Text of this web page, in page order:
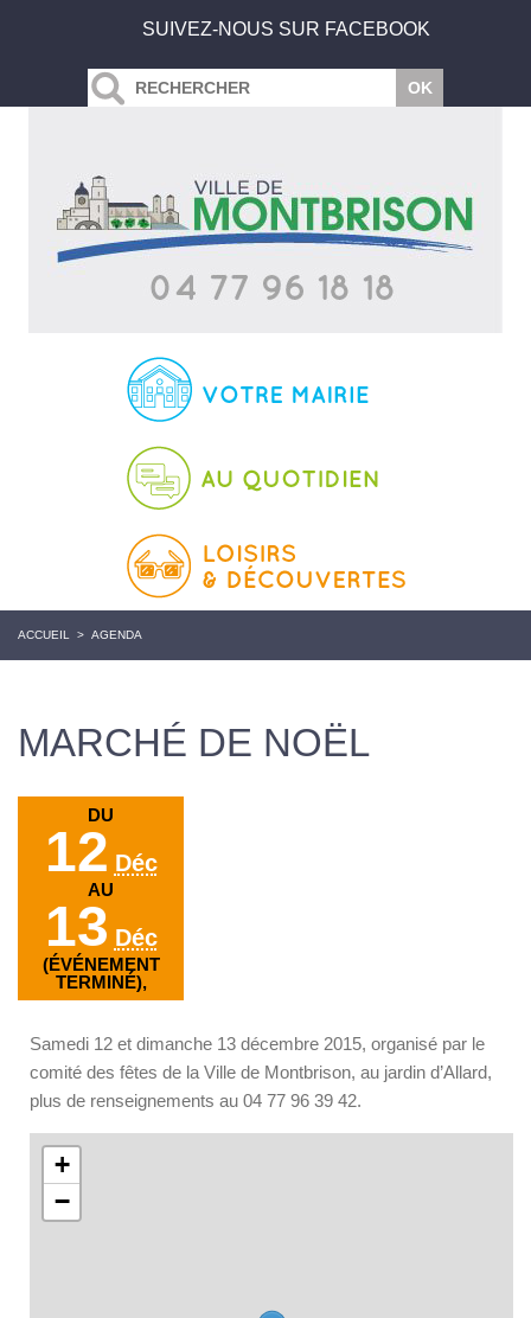
SUIVEZ-NOUS SUR FACEBOOK
ACCUEIL > AGENDA
MARCHÉ DE NOËL
DU
12 Déc
AU
13 Déc
(ÉVÉNEMENT
TERMINÉ),
Samedi 12 et dimanche 13 décembre 2015, organisé par le
comité des fêtes de la Ville de Montbrison, au jardin d’Allard,
plus de renseignements au 04 77 96 39 42.
+
−